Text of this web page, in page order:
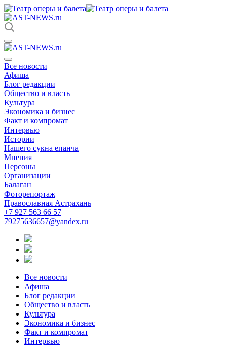
Все новости
Афиша
Блог редакции
Общество и власть
Культура
Экономика и бизнес
Факт и компромат
Интервью
Истории
Нашего сукна епанча
Мнения
Персоны
Организации
Балаган
Фоторепортаж
Православная Астрахань
+7 927 563 66 57
79275636657@yandex.ru
Все новости
Афиша
Блог редакции
Общество и власть
Культура
Экономика и бизнес
Факт и компромат
Интервью